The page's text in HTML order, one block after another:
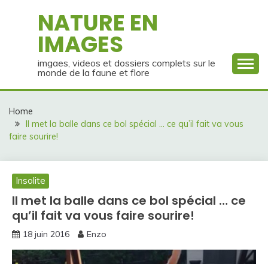
NATURE EN
IMAGES
imgaes, videos et dossiers complets sur le
monde de la faune et flore
Home
Il met la balle dans ce bol spécial … ce qu’il fait va vous
faire sourire!
Insolite
Il met la balle dans ce bol spécial … ce
qu’il fait va vous faire sourire!
18 juin 2016 Enzo